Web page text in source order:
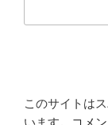
このサイトは
います。
コメ